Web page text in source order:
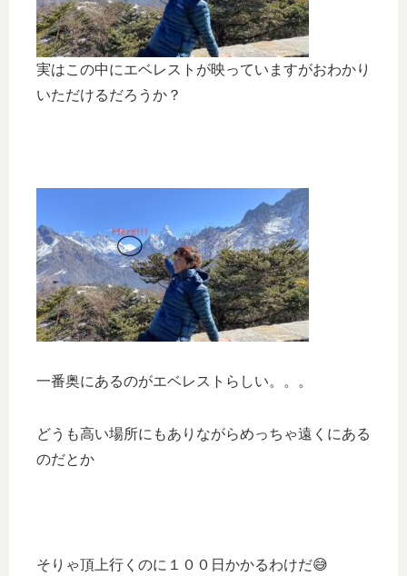
実はこの中にエベレストが映っていますがおわかり
いただけるだろうか？
一番奥にあるのがエベレストらしい。。。
どうも高い場所にもありながらめっちゃ遠くにある
のだとか
そりゃ頂上行くのに１００日かかるわけだ😅